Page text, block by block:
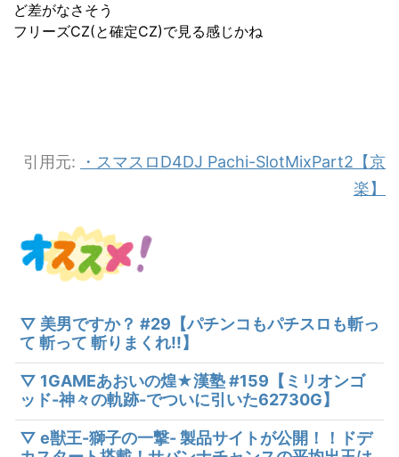
ど差がなさそう
フリーズCZ(と確定CZ)で見る感じかね
引用元:
・スマスロD4DJ Pachi-SlotMixPart2【京
楽】
▽ 美男ですか？ #29【パチンコもパチスロも斬っ
て 斬って 斬りまくれ!!】
▽ 1GAMEあおいの煌★漢塾 #159【ミリオンゴ
ッド-神々の軌跡-でついに引いた62730G】
▽ e獣王-獅子の一撃- 製品サイトが公開！！ドデ